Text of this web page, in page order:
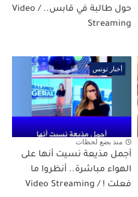
حول طالبة في قابس.. / Video
Streaming
أخبار تونس
منذ بضع لحظات
أجمل مذيعة نسيت أنها على
الهواء مباشرة.. أنظروا ما
فعلت ! / Video Streaming